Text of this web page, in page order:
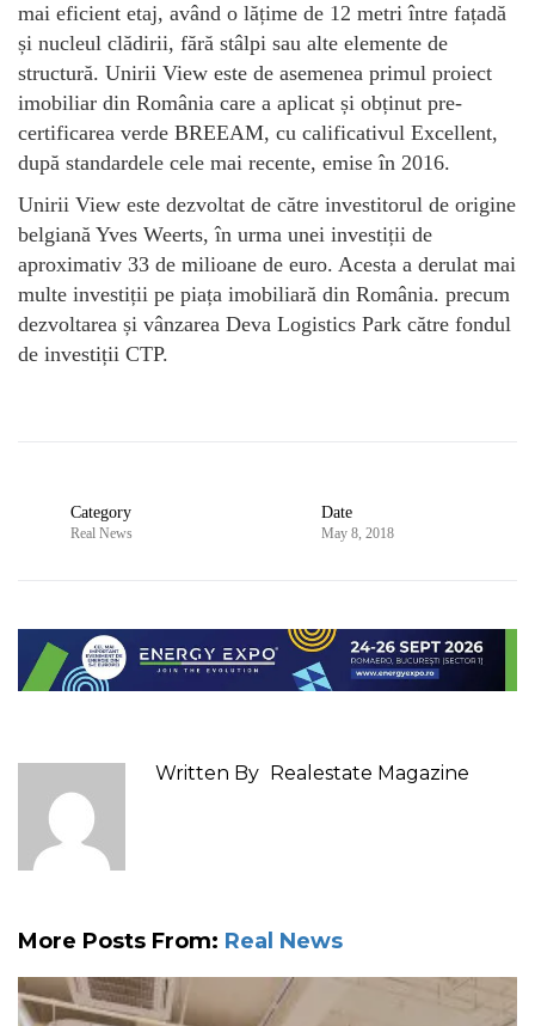
mai eficient etaj, având o lățime de 12 metri între fațadă
și nucleul clădirii, fără stâlpi sau alte elemente de
structură. Unirii View este de asemenea primul proiect
imobiliar din România care a aplicat și obținut pre-
certificarea verde BREEAM, cu calificativul Excellent,
după standardele cele mai recente, emise în 2016.
Unirii View este dezvoltat de către investitorul de origine
belgiană Yves Weerts, în urma unei investiții de
aproximativ 33 de milioane de euro. Acesta a derulat mai
multe investiții pe piața imobiliară din România. precum
dezvoltarea și vânzarea Deva Logistics Park către fondul
de investiții CTP.
Category
Real News
Date
May 8, 2018
Written By Realestate Magazine
More Posts From: Real News